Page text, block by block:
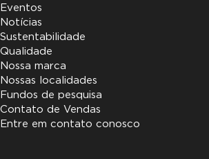
Eventos
Notícias
Sustentabilidade
Qualidade
Nossa marca
Nossas localidades
Fundos de pesquisa
Contato de Vendas
Entre em contato conosco